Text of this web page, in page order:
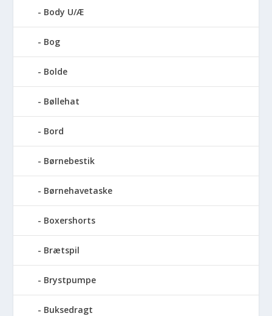
Body U/Æ
Bog
Bolde
Bøllehat
Bord
Børnebestik
Børnehavetaske
Boxershorts
Brætspil
Brystpumpe
Buksedragt